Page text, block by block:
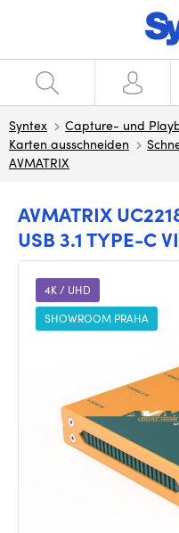
Syntex
Capture- und
Karten ausschneiden
AVMATRIX
AVMATRIX
USB 3.1 TYPE-C
4K / UHD
SHOWROOM PRAHA